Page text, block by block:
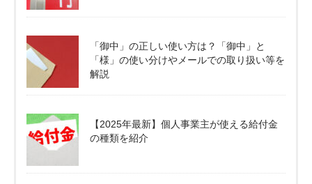
「御中」の正しい使い方は？「御中」と
「様」の使い分けやメールでの取り扱い等を
解説
【2025年最新】個人事業主が使える給付金
の種類を紹介